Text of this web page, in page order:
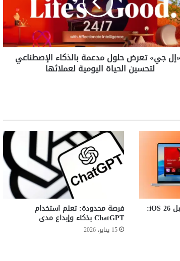
«إل جي» تعرض حلول مدعمة بالذكاء الإصطناعي
لتحسين الحياة اليومية لعملائها
تطبيق الألعاب الجديد من آبل iOS 26: فرصة محدودة: تعلم استخدام
ChatGPT بذكاء وإبداع مدى
15 يناير، 2026